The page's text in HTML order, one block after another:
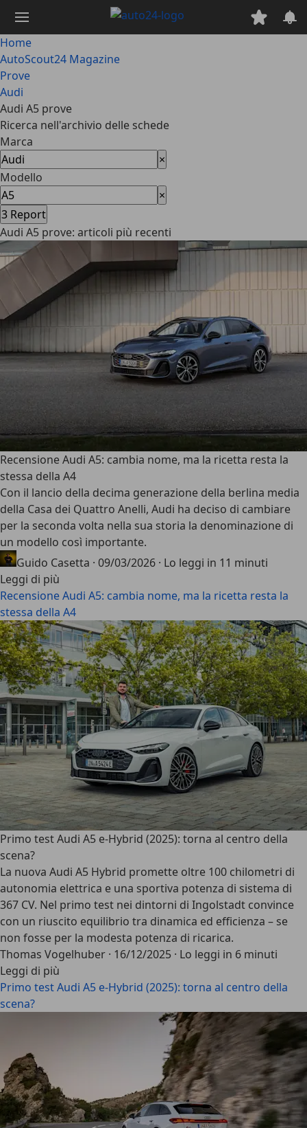
contenuto
principale
Home
AutoScout24 Magazine
Prove
Audi
Audi A5 prove
Ricerca nell'archivio delle schede
Marca
×
Modello
×
3 Report
Audi A5 prove: articoli più recenti
Recensione Audi A5: cambia nome, ma la ricetta resta la
stessa della A4
Con il lancio della decima generazione della berlina media
della Casa dei Quattro Anelli, Audi ha deciso di cambiare
per la seconda volta nella sua storia la denominazione di
un modello così importante.
Guido Casetta · 09/03/2026 · Lo leggi in 11 minuti
Leggi di più
Recensione Audi A5: cambia nome, ma la ricetta resta la
stessa della A4
Primo test Audi A5 e-Hybrid (2025): torna al centro della
scena?
La nuova Audi A5 Hybrid promette oltre 100 chilometri di
autonomia elettrica e una sportiva potenza di sistema di
367 CV. Nel primo test nei dintorni di Ingolstadt convince
con un riuscito equilibrio tra dinamica ed efficienza – se
non fosse per la modesta potenza di ricarica.
Thomas Vogelhuber · 16/12/2025 · Lo leggi in 6 minuti
Leggi di più
Primo test Audi A5 e-Hybrid (2025): torna al centro della
scena?